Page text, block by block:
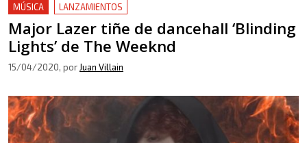
MÚSICA LANZAMIENTOS
Major Lazer tiñe de dancehall ‘Blinding
Lights’ de The Weeknd
15/04/2020, por Juan Villain